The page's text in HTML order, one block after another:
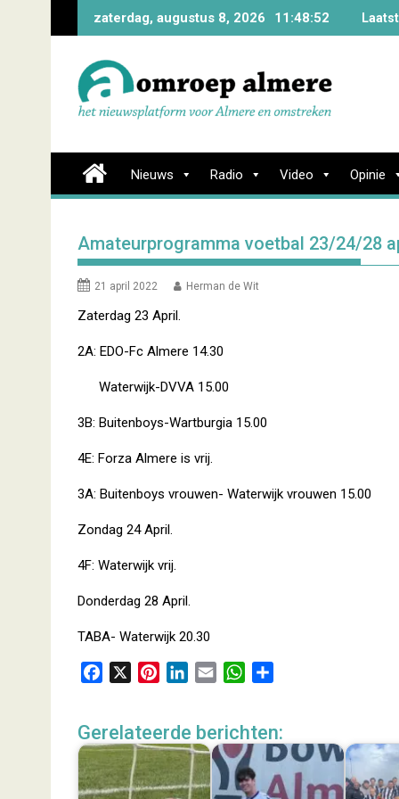
zaterdag, augustus 8, 2026 11:48:53
Nieuws Radio Video Opinie
Amateurprogramma voetbal 23/24/28
21 april 2022 Herman de Wit
Zaterdag 23 April.
2A: EDO-Fc Almere 14.30
Waterwijk-DVVA 15.00
3B: Buitenboys-Wartburgia 15.00
4E: Forza Almere is vrij.
3A: Buitenboys vrouwen- Waterwijk vrouwen 15.00
Zondag 24 April.
4F: Waterwijk vrij.
Donderdag 28 April.
TABA- Waterwijk 20.30
e
b
o
t
e
r
k
e
d
i
l
W
t
s
A
e
n
Gerelateerde berichten: